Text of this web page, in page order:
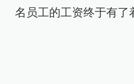
名员工的工资终于有了